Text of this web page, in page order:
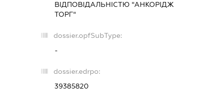
ВІДПОВІДАЛЬНІСТЮ "АНКОРІДЖ
ТОРГ"
dossier.opfSubType:
-
dossier.edrpo:
39385820